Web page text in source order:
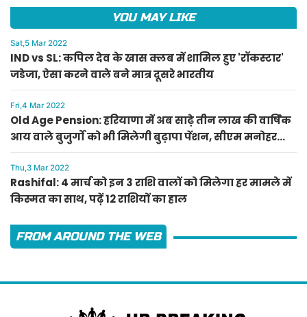
YOU MAY LIKE
Sat,5 Mar 2022
IND vs SL: कपिल देव के खास क्लब में शामिल हुए 'रॉकस्टार'
जडेजा, ऐसा करने वाले बने मात्र दूसरे भारतीय
Fri,4 Mar 2022
Old Age Pension: हरियाणा में अब साढ़े तीन लाख की वार्षिक
आय वाले बुजुर्गों को भी मिलेगी बुढ़ापा पेंशन, सीएम मनोहर
लाल का ऐलान
Thu,3 Mar 2022
Rashifal: 4 मार्च को इन 3 राशि वालों को मिलेगा हर मामले में
किस्मत का साथ, पढ़ें 12 राशियों का हाल
FROM AROUND THE WEB